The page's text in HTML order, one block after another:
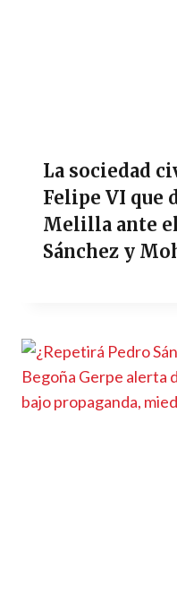
La sociedad
Felipe VI que
Melilla ante
Sánchez y